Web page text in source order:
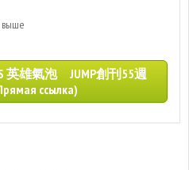
выше
英雄氣泡 JUMP創刊55週
ссылка)